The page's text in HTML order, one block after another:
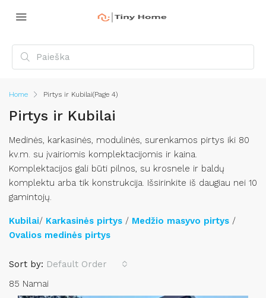
Home Pirtys ir Kubilai(Page 4)
Pirtys ir Kubilai
Medinės, karkasinės, modulinės, surenkamos pirtys iki 80
kv.m. su įvairiomis komplektacijomis ir kaina.
Komplektacijos gali būti pilnos, su krosnele ir baldų
komplektu arba tik konstrukcija. Išsirinkite iš daugiau nei 10
gamintojų.
Kubilai/ Karkasinės pirtys / Medžio masyvo pirtys /
Ovalios medinės pirtys
85 Namai
Sort by: Default Order